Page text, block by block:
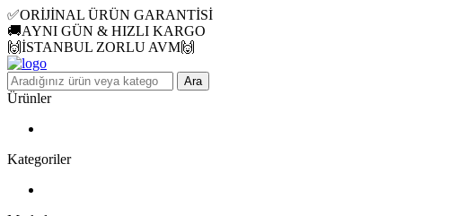
✅ORİJİNAL ÜRÜN GARANTİSİ
🚚AYNI GÜN & HIZLI KARGO
🙌İSTANBUL ZORLU AVM🙌
Ara
Ürünler
Kategoriler